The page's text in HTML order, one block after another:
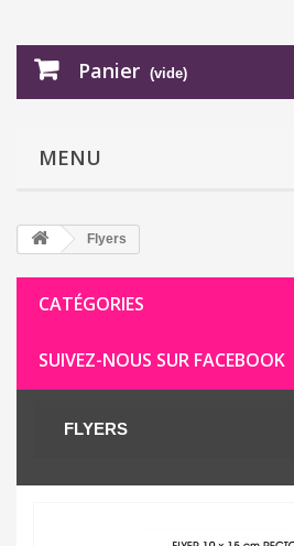
Panier (vide)
MENU
Flyers
CATÉGORIES
SUIVEZ-NOUS SUR FACEBOOK
FLYERS